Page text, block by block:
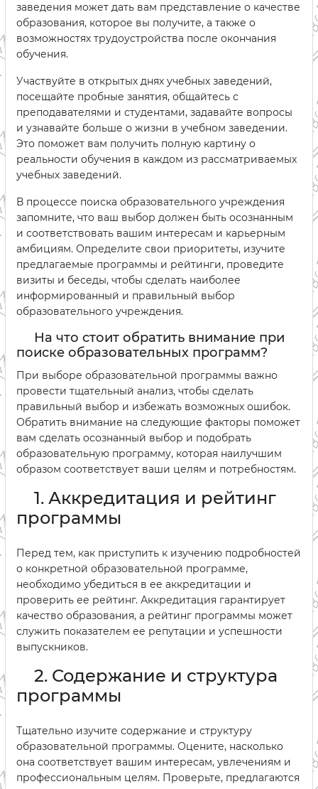
заведения может дать вам представление о качестве
образования, которое вы получите, а также о
возможностях трудоустройства после окончания
обучения.
Участвуйте в открытых днях учебных заведений,
посещайте пробные занятия, общайтесь с
преподавателями и студентами, задавайте вопросы
и узнавайте больше о жизни в учебном заведении.
Это поможет вам получить полную картину о
реальности обучения в каждом из рассматриваемых
учебных заведений.
В процессе поиска образовательного учреждения
запомните, что ваш выбор должен быть осознанным
и соответствовать вашим интересам и карьерным
амбициям. Определите свои приоритеты, изучите
предлагаемые программы и рейтинги, проведите
визиты и беседы, чтобы сделать наиболее
информированный и правильный выбор
образовательного учреждения.
На что стоит обратить внимание при
поиске образовательных программ?
При выборе образовательной программы важно
провести тщательный анализ, чтобы сделать
правильный выбор и избежать возможных ошибок.
Обратить внимание на следующие факторы поможет
вам сделать осознанный выбор и подобрать
образовательную программу, которая наилучшим
образом соответствует ваши целям и потребностям.
1. Аккредитация и рейтинг
программы
Перед тем, как приступить к изучению подробностей
о конкретной образовательной программе,
необходимо убедиться в ее аккредитации и
проверить ее рейтинг. Аккредитация гарантирует
качество образования, а рейтинг программы может
служить показателем ее репутации и успешности
выпускников.
2. Содержание и структура
программы
Тщательно изучите содержание и структуру
образовательной программы. Оцените, насколько
она соответствует вашим интересам, увлечениям и
профессиональным целям. Проверьте, предлагаются